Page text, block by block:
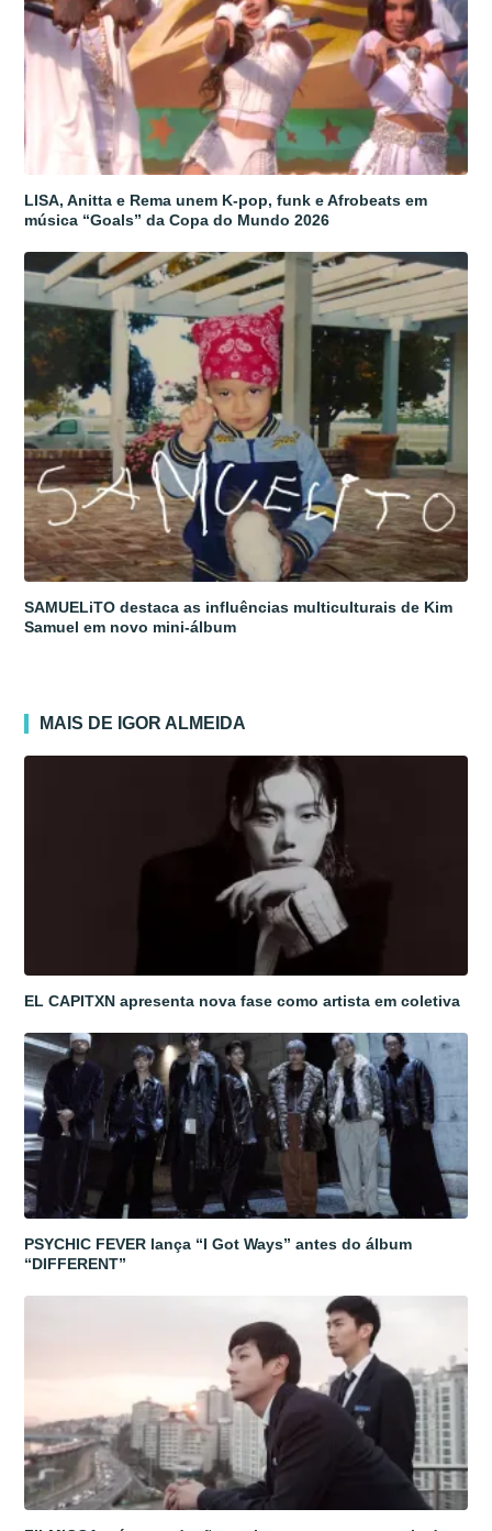
LISA, Anitta e Rema unem K-pop, funk e Afrobeats em
música “Goals” da Copa do Mundo 2026
SAMUELiTO destaca as influências multiculturais de Kim
Samuel em novo mini-álbum
MAIS DE IGOR ALMEIDA
EL CAPITXN apresenta nova fase como artista em coletiva
PSYCHIC FEVER lança “I Got Ways” antes do álbum
“DIFFERENT”